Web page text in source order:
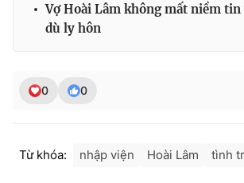
Ðiện thoại Thời báo VTV:
024.66 897 897
Vợ Hoài Lâm không mất niềm
dù ly hôn
0 0
Từ khóa: nhập viện Hoài Lâm tình